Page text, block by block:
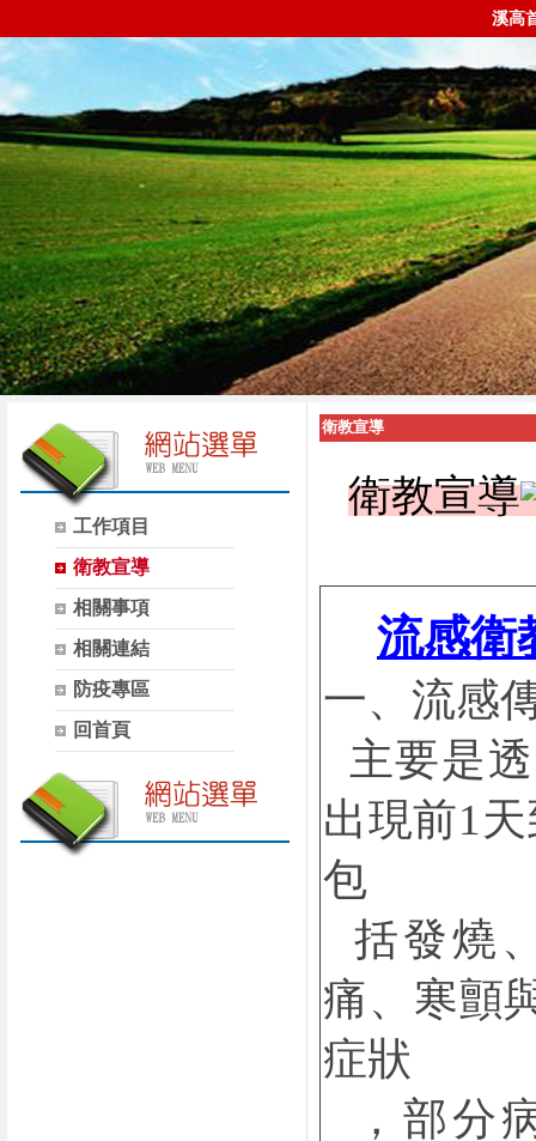
溪高
工作項目
衛教宣導
相關事項
相關連結
防疫專區
回首頁
衛教宣導
衛教宣導
流感衛
一、流感
主要是
出現前1
包
括發燒
痛、寒顫
症狀
，部分